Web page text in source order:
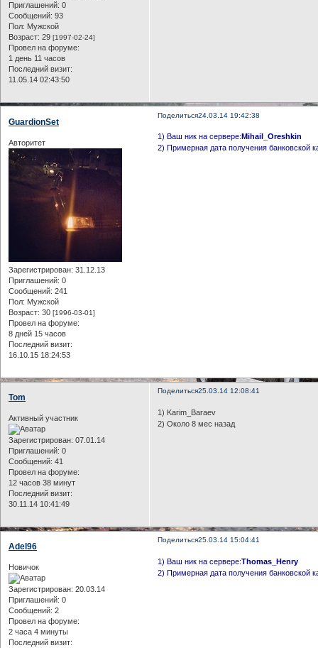
Приглашений: 0
Сообщений: 93
Пол: Мужской
Возраст: 29 [1997-02-24]
Провел на форуме:
1 день 11 часов
Последний визит:
11.05.14 02:43:50
Поделиться24.03.14 19:42:38
GuardionSet
Авторитет
Зарегистрирован: 31.12.13
Приглашений: 0
Сообщений: 241
Пол: Мужской
Возраст: 30 [1996-03-01]
Провел на форуме:
8 дней 15 часов
Последний визит:
16.10.15 18:24:53
1) Ваш ник на сервере: Mihail_Oreshkin
2) Примерная дата получения банковской
Поделиться25.03.14 12:08:41
Tom
Активный участник
Зарегистрирован: 07.01.14
Приглашений: 0
Сообщений: 41
Провел на форуме:
12 часов 38 минут
Последний визит:
30.11.14 10:41:49
1) Karim_Baraev
2) Около 8 мес назад
Поделиться25.03.14 15:04:41
Adel96
Новичок
Зарегистрирован: 20.03.14
Приглашений: 0
Сообщений: 2
Провел на форуме:
2 часа 4 минуты
Последний визит:
1) Ваш ник на сервере:Thomas_Henry
2) Примерная дата получения банковской